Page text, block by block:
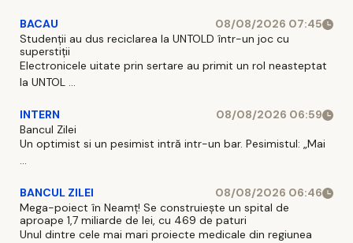
BACAU
08/08/2026 07:45
Studenții au dus reciclarea la UNTOLD într-un joc cu
superstiții
Electronicele uitate prin sertare au primit un rol neasteptat
la UNTOL ...
INTERN
08/08/2026 06:59
Bancul Zilei
Un optimist si un pesimist intră intr-un bar. Pesimistul: „Mai
...
BANCUL ZILEI
08/08/2026 06:46
Mega-poiect în Neamț! Se construiește un spital de
aproape 1,7 miliarde de lei, cu 469 de paturi
Unul dintre cele mai mari proiecte medicale din regiunea